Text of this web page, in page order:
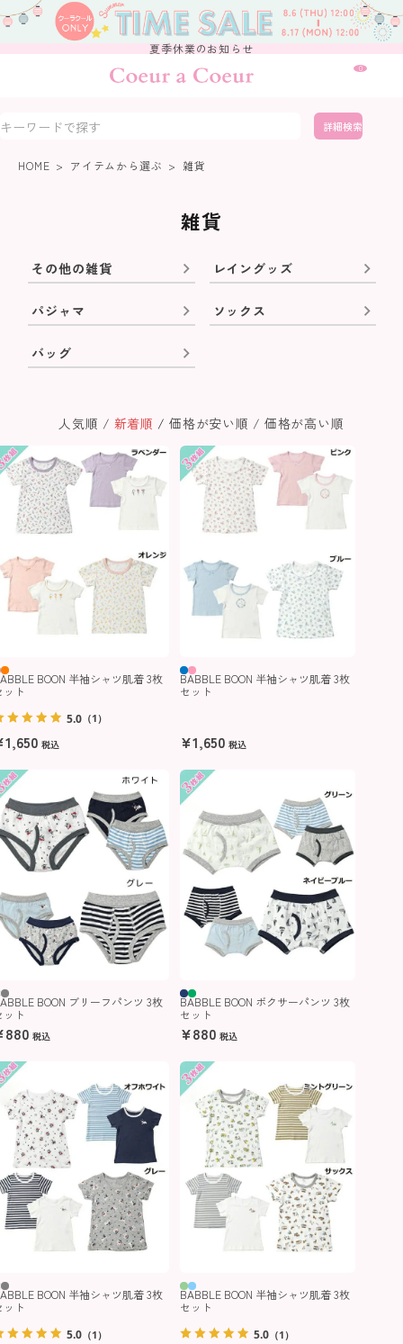
夏季休業のお知らせ
0
詳細検索
HOME アイテムから選ぶ 雑貨
雑貨
その他の雑貨 レイングッズ
パジャマ ソックス
バッグ
人気順 新着順 価格が安い順 価格が高い順
BOON 半袖シャツ肌着 3枚
ット
1,650 税込
5.0 （1）
BABBLE BOON 半袖シャツ肌着 3枚
セット
¥1,650 税込
BOON ブリーフパンツ 3枚
ット
880 税込
BABBLE BOON ボクサーパンツ 3枚
セット
¥880 税込
BOON 半袖シャツ肌着 3枚
ット
5.0 （1）
BABBLE BOON 半袖シャツ肌着 3枚
セット
5.0（1）